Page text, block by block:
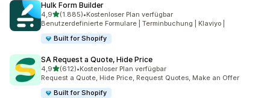
Hulk Form Builder
4,9von 5 Sternen
(1.885)
1885 Rezensionen insgesamt
•Kostenloser Plan verfügbar
Benutzerdefinierte Formulare | Terminbuchung | Klaviyo |
Built for Shopify
SA Request a Quote, Hide Price
4,9von 5 Sternen
(612)
612 Rezensionen insgesamt
•Kostenloser Plan verfügbar
Request a Quote, Hide Price, Request Quotes, Make an Offer
Built for Shopify